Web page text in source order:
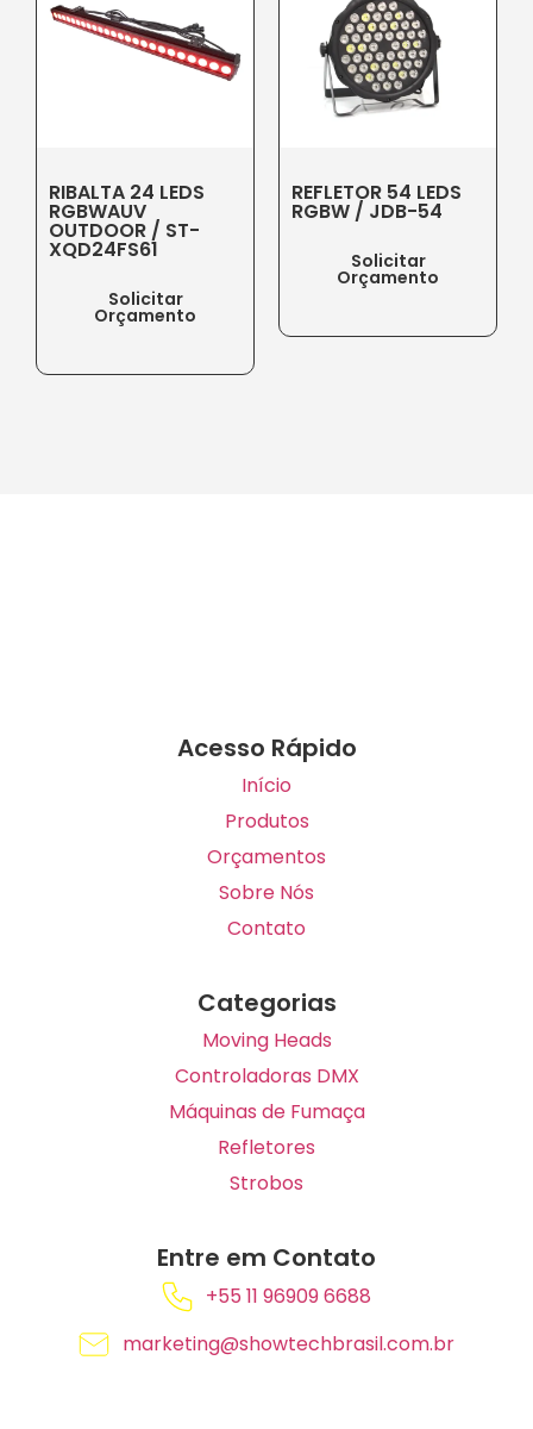
RIBALTA 24 LEDS
RGBWAUV
OUTDOOR / ST-
XQD24FS61
Solicitar
Orçamento
REFLETOR 54 LEDS
RGBW / JDB-54
Solicitar
Orçamento
Acesso Rápido
Início
Produtos
Orçamentos
Sobre Nós
Contato
Categorias
Moving Heads
Controladoras DMX
Máquinas de Fumaça
Refletores
Strobos
Entre em Contato
+55 11 96909 6688
marketing@showtechbrasil.com.br